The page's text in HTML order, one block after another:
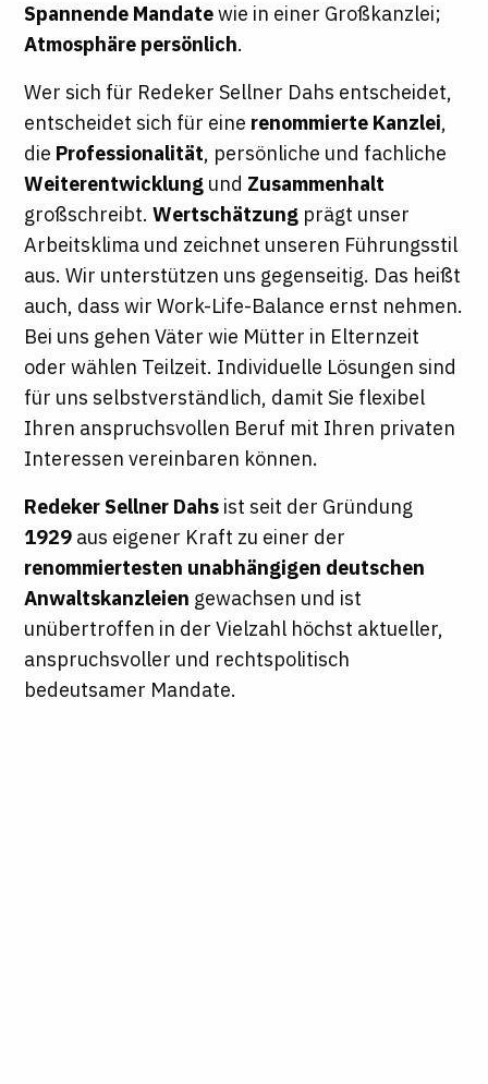
Spannende Mandatewie in einer Großkanzlei;
Atmosphäre persönlich.
Wer sich für Redeker Sellner Dahs entscheidet,
entscheidet sich für eine renommierte Kanzlei,
die Professionalität, persönliche und fachliche
Weiterentwicklung und Zusammenhalt
großschreibt.Wertschätzung prägt unser
Arbeitsklima und zeichnet unseren Führungsstil
aus. Wir unterstützen uns gegenseitig. Das heißt
auch, dass wir Work-Life-Balance ernst nehmen.
Bei uns gehen Väter wie Mütter in Elternzeit
oder wählen Teilzeit. Individuelle Lösungen sind
für uns selbstverständlich, damit Sie flexibel
Ihren anspruchsvollen Beruf mit Ihren privaten
Interessen vereinbaren können.
Redeker Sellner Dahs ist seit der Gründung
1929 aus eigener Kraft zu einer der
renommiertesten unabhängigen deutschen
Anwaltskanzleien gewachsen und ist
unübertroffen in der Vielzahl höchst aktueller,
anspruchsvoller und rechtspolitisch
bedeutsamer Mandate.